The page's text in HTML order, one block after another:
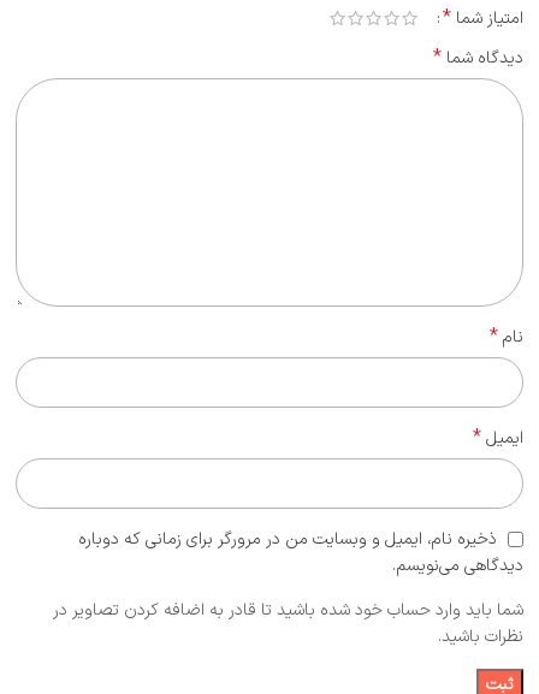
امتیاز شما *
دیدگاه شما *
نام*
ایمیل*
ذخیره نام، ایمیل و وبسایت من در مرورگر برای زمانی که دوباره
دیدگاهی می‌نویسم.
شما باید وارد حساب خود شده باشید تا قادر به اضافه کردن تصاویر در
نظرات باشید.